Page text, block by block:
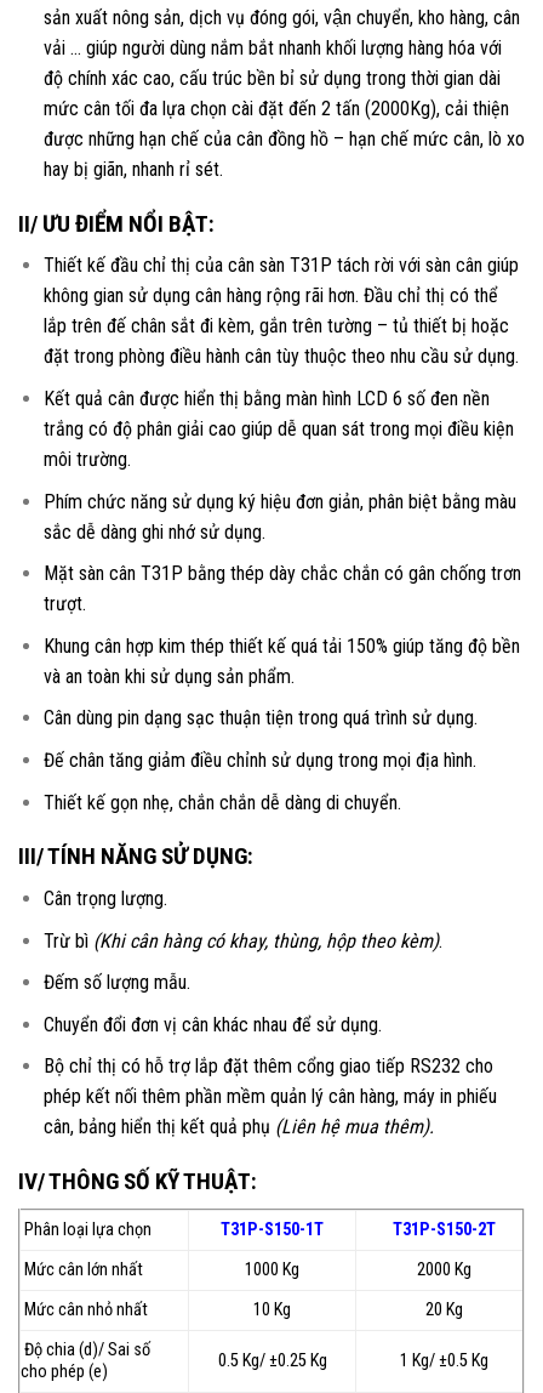
sản xuất nông sản, dịch vụ đóng gói, vận chuyển, kho hàng, cân
vải … giúp người dùng nắm bắt nhanh khối lượng hàng hóa với
độ chính xác cao, cấu trúc bền bỉ sử dụng trong thời gian dài
mức cân tối đa lựa chọn cài đặt đến 2 tấn (2000Kg), cải thiện
được những hạn chế của cân đồng hồ – hạn chế mức cân, lò xo
hay bị giãn, nhanh rỉ sét.
II/ ƯU ĐIỂM NỔI BẬT:
Thiết kế đầu chỉ thị của cân sàn T31P tách rời với sàn cân giúp
không gian sử dụng cân hàng rộng rãi hơn. Đầu chỉ thị có thể
lắp trên đế chân sắt đi kèm, gắn trên tường – tủ thiết bị hoặc
đặt trong phòng điều hành cân tùy thuộc theo nhu cầu sử dụng.
Kết quả cân được hiển thị bằng màn hình LCD 6 số đen nền
trắng có độ phân giải cao giúp dễ quan sát trong mọi điều kiện
môi trường.
Phím chức năng sử dụng ký hiệu đơn giản, phân biệt bằng màu
sắc dễ dàng ghi nhớ sử dụng.
Mặt sàn cân T31P bằng thép dày chắc chắn có gân chống trơn
trượt.
Khung cân hợp kim thép thiết kế quá tải 150% giúp tăng độ bền
và an toàn khi sử dụng sản phẩm.
Cân dùng pin dạng sạc thuận tiện trong quá trình sử dụng.
Đế chân tăng giảm điều chỉnh sử dụng trong mọi địa hình.
Thiết kế gọn nhẹ, chắn chắn dễ dàng di chuyển.
III/ TÍNH NĂNG SỬ DỤNG:
Cân trọng lượng.
Trừ bì (Khi cân hàng có khay, thùng, hộp theo kèm).
Đếm số lượng mẫu.
Chuyển đổi đơn vị cân khác nhau để sử dụng.
Bộ chỉ thị có hỗ trợ lắp đặt thêm cổng giao tiếp RS232 cho
phép kết nối thêm phần mềm quản lý cân hàng, máy in phiếu
cân, bảng hiển thị kết quả phụ (Liên hệ mua thêm).
IV/ THÔNG SỐ KỸ THUẬT:
Phân loại lựa chọn T31P-S150-1T
T31P-S150-2T
Mức cân lớn nhất
1000 Kg
2000 Kg
Mức cân nhỏ nhất
10 Kg
20 Kg
Độ chia (d)/ Sai số
cho phép (e)
0.5 Kg/ ±0.25 Kg 1 Kg/ ±0.5 Kg